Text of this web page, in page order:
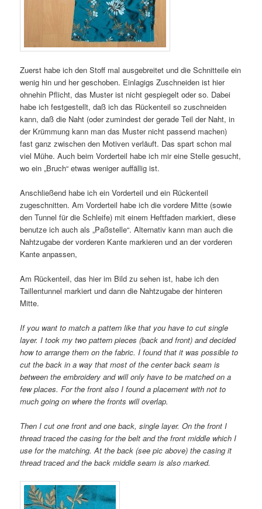
Zuerst habe ich den Stoff mal ausgebreitet und die Schnitteile ein
wenig hin und her geschoben. Einlagigs Zuschneiden ist hier
ohnehin Pflicht, das Muster ist nicht gespiegelt oder so. Dabei
habe ich festgestellt, daß ich das Rückenteil so zuschneiden
kann, daß die Naht (oder zumindest der gerade Teil der Naht, in
der Krümmung kann man das Muster nicht passend machen)
fast ganz zwischen den Motiven verläuft. Das spart schon mal
viel Mühe. Auch beim Vorderteil habe ich mir eine Stelle gesucht,
wo ein „Bruch“ etwas weniger auffällig ist.
Anschließend habe ich ein Vorderteil und ein Rückenteil
zugeschnitten. Am Vorderteil habe ich die vordere Mitte (sowie
den Tunnel für die Schleife) mit einem Heftfaden markiert, diese
benutze ich auch als „Paßstelle“. Alternativ kann man auch die
Nahtzugabe der vorderen Kante markieren und an der vorderen
Kante anpassen,
Am Rückenteil, das hier im Bild zu sehen ist, habe ich den
Taillentunnel markiert und dann die Nahtzugabe der hinteren
Mitte.
If you want to match a pattern like that you have to cut single
layer. I took my two pattern pieces (back and front) and decided
how to arrange them on the fabric. I found that it was possible to
cut the back in a way that most of the center back seam is
between the embroidery and will only have to be matched on a
few places. For the front also I found a placement with not to
much going on where the fronts will overlap.
Then I cut one front and one back, single layer. On the front I
thread traced the casing for the belt and the front middle which I
use for the matching. At the back (see pic above) the casing it
thread traced and the back middle seam is also marked.